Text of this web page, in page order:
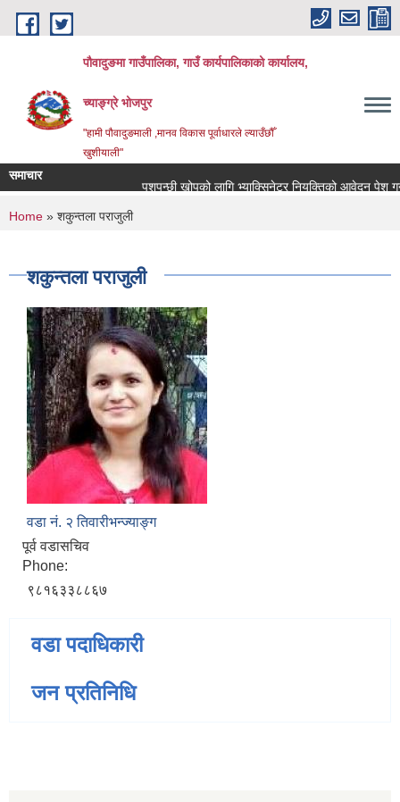
Skip to main content
पौवादुङमा गाउँपालिका, गाउँ कार्यपालिकाको कार्यालय,
च्याङ्ग्रे भोजपुर
"हामी पौवादुङमाली ,मानव विकास पूर्वाधारले ल्याउँछौँ
खुशीयाली"
समाचार
पशुपन्छी खोपको लागि भ्याक्सिनेटर नियुक्तिको आवेदन पेश गर्ने
You are here
Home » शकुन्तला पराजुली
शकुन्तला पराजुली
वडा नं. २ तिवारीभन्ज्याङ्ग
पूर्व वडासचिव
Phone:
९८१६३३८८६७
वडा पदाधिकारी
जन प्रतिनिधि